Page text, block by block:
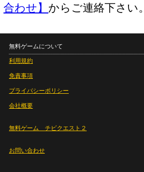
合わせ】 からご連絡下さい。
無料ゲームについて
利用規約
免責事項
プライバシーポリシー
会社概要
無料ゲーム チビクエスト２
お問い合わせ